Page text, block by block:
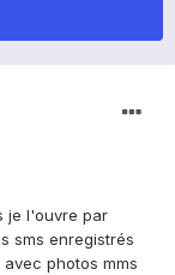
je l'ouvre par
sms enregistrés
photos mms